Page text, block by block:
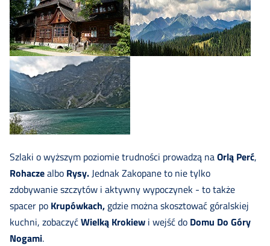
Szkolenia
Doradztwo
Doświadczenie
Kontakt
Zapisz
się
Szlaki o wyższym poziomie trudności prowadzą naOrlą Perć,
Rohaczealbo Rysy.Jednak Zakopane to nie tylko
zdobywanie szczytów i aktywny wypoczynek - to także
spacer po Krupówkach, gdzie można skosztować góralskiej
kuchni, zobaczyćWielką Krokiew i wejść do Domu Do Góry
Nogami.